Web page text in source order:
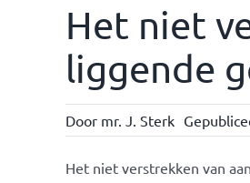
Het niet
liggende
Door mr. J. Sterk
Het niet verstrekken van